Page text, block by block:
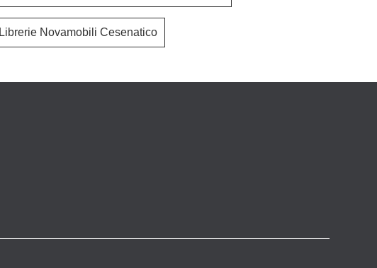
30mm ad Albero
Librerie Novamobili Cesenatico